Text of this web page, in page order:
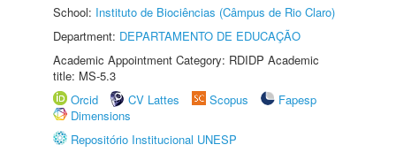
School: Instituto de Biociências (Câmpus de Rio Claro)
Department: DEPARTAMENTO DE EDUCAÇÃO
Academic Appointment Category: RDIDP Academic
title: MS-5.3
Orcid
CV Lattes Scopus
Fapesp
Dimensions
Repositório Institucional UNESP